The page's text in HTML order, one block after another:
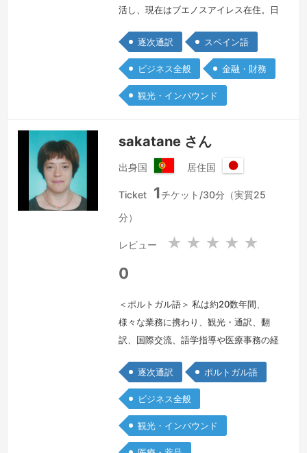
活し、現在はブエノスアイレス在住。日
す。翻訳、通訳経験は、10年です。よ
ろしくお願いします。続きを見る »
逐次通訳 スペイン語
ビジネス全般 金融・財務
観光・インバウンド
sakatane さん
出身国
ル
ル
居住国
本
Ticket 1チケット/30分（実質25
分）
レビュー ★ ★ ★ ★ ★
0
＜ポルトガル語＞ 私は約20数年間、
様々な業務に携わり、観光・通訳、翻
訳、国際交流、語学指導や医療事務の経
自負しています。自分の将来をきっかけ
に就職したいと考えることになり、正社
員になることを目指しています。今後
は、これまでの経験・スキルを活かした
仕事をしていきたいと考えています。多
逐次通訳 ポルトガル語
ビジネス全般
観光・インバウンド